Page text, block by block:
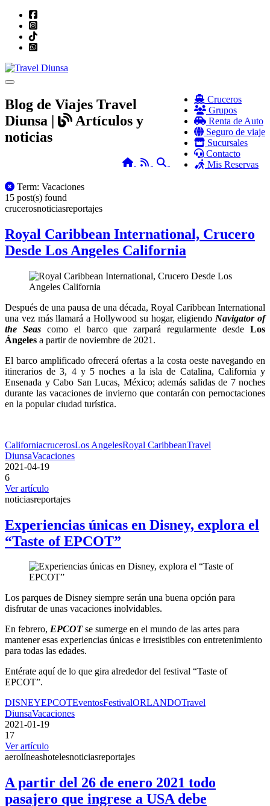
Toggle navigation
Cruceros
Grupos
Renta de Auto
Seguro de viaje
Sucursales
Contacto
Mis Reservas
Blog de Viajes Travel
Diunsa |
Artículos y
noticias
HomeRSS Search
All Posts
Term: Vacaciones
15 post(s) found
crucerosnoticiasreportajes
Royal Caribbean International, Crucero
Desde Los Angeles California
Después de una pausa de una década, Royal Caribbean International
una vez más llamará a Hollywood su hogar, eligiendo Navigator of
the Seascomo el barco que zarpará regularmente desdeLos
Ángeles a partir de noviembre de 2021.
El barco amplificado ofrecerá ofertas a la costa oeste navegando en
itinerarios de 3, 4 y 5 noches a la isla de Catalina, California y
Ensenada y Cabo San Lucas, México; además salidas de 7 noches
durante las vacaciones de invierno que contarán con pernoctaciones
en la popular ciudad turística.
CaliforniacrucerosLos AngelesRoyal CaribbeanTravel
DiunsaVacaciones
2021-04-19
6
Ver artículo
noticiasreportajes
Experiencias únicas en Disney, explora el
“Taste of EPCOT”
Los parques de Disney siempre serán una buena opción para
disfrutar de unas vacaciones inolvidables.
En febrero, EPCOTse sumerge en el mundo de las artes para
mantener esas experiencias únicas e irresistibles con entretenimiento
para todas las edades.
Entérate aquí de lo que gira alrededor del festival “Taste of
EPCOT”.
DISNEYEPCOTEventosFestivalORLANDOTravel
DiunsaVacaciones
2021-01-19
17
Ver artículo
aerolíneashotelesnoticiasreportajes
A partir del 26 de enero 2021 todo
pasajero que ingrese a USA debe